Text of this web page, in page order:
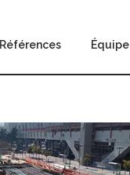
Références Équipe